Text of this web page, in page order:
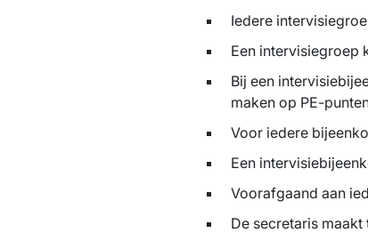
Iedere
Een intervisiegroep
Bij een
maken op PE-
Voor iedere
Een
Voorafgaand aan
De secretaris